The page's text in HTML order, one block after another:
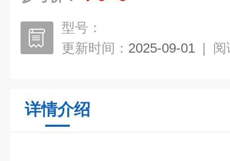
型号：
更新时间： 2025-09-01 | 阅
详情介绍